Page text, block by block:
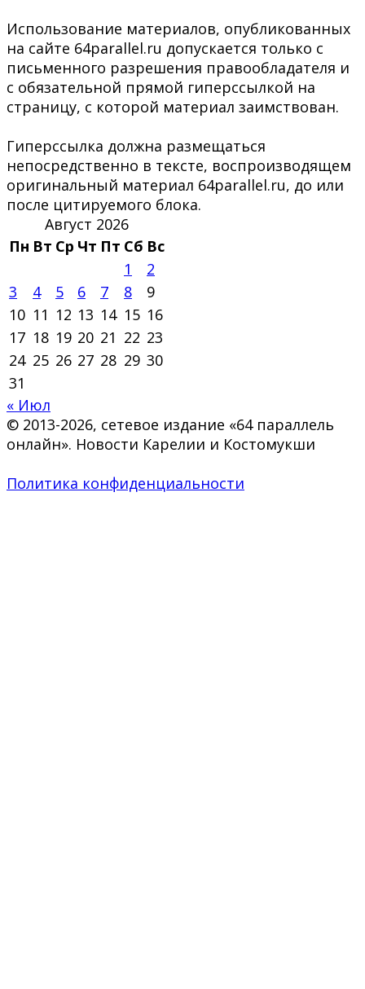
Использование материалов, опубликованных
на сайте 64parallel.ru допускается только с
письменного разрешения правообладателя и
с обязательной прямой гиперссылкой на
страницу, с которой материал заимствован.
Гиперссылка должна размещаться
непосредственно в тексте, воспроизводящем
оригинальный материал 64parallel.ru, до или
после цитируемого блока.
Август 2026
Пн Вт Ср Чт Пт Сб Вс
1
2
3
4 5 6 7 8
9
10 11 12 13 14 15 16
17 18 19 20 21 22 23
24 25 26 27 28 29 30
31
« Июл
© 2013-2026, сетевое издание «64 параллель
онлайн». Новости Карелии и Костомукши
Политика конфиденциальности